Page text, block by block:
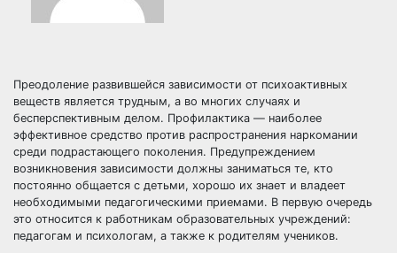
Преодоление развившейся зависимости от психоактивных
веществ является трудным, а во многих случаях и
бесперспективным делом. Профилактика — наиболее
эффективное средство против распространения наркомании
среди подрастающего поколения. Предупреждением
возникновения зависимости должны заниматься те, кто
постоянно общается с детьми, хорошо их знает и владеет
необходимыми педагогическими приемами. В первую очередь
это относится к работникам образовательных учреждений:
педагогам и психологам, а также к родителям учеников.